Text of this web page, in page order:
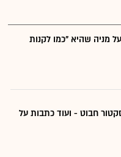
מניה שהיא "כמו לקנות
חבוט - ועוד כתבות על